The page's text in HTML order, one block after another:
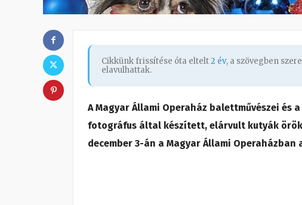
Cikkünk frissítése óta eltelt2 év, a szövegben
elavulhattak.
A Magyar Állami Operaház balettművészei
fotográfus által készített, elárvult kutyák
december 3-án a Magyar Állami Operaházban